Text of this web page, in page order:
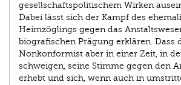
gesellschaftspolitischem Wirken
Dabei lässt sich der Kampf des
Heimzöglings gegen das
biografischen Prägung erklären. Dass
Nonkonformist aber in einer Zeit, in
schweigen, seine Stimme gegen den
erhebt und sich, wenn auch in